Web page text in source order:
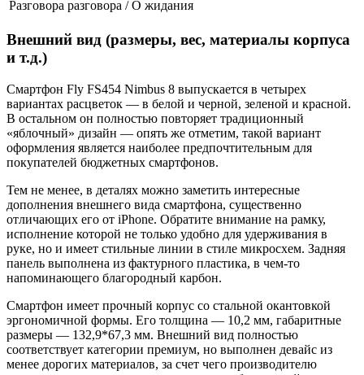
Разговора разговора / О жидания
Внешний вид (размеры, вес, материалы корпуса
и т.д.)
Смартфон Fly FS454 Nimbus 8 выпускается в четырех
вариантах расцветок — в белой и черной, зеленой и красной.
В остальном он полностью повторяет традиционный
«яблочный» дизайн — опять же отметим, такой вариант
оформления является наиболее предпочтительным для
покупателей бюджетных смартфонов.
Тем не менее, в деталях можно заметить интересные
дополнения внешнего вида смартфона, существенно
отличающих его от iPhone. Обратите внимание на рамку,
исполнение которой не только удобно для удерживания в
руке, но и имеет стильные линии в стиле микросхем. Задняя
панель выполнена из фактурного пластика, в чем-то
напоминающего благородный карбон.
Смартфон имеет прочный корпус со стальной окантовкой
эргономичной формы. Его толщина — 10,2 мм, габаритные
размеры — 132,9*67,3 мм. Внешний вид полностью
соответствует категории премиум, но выполнен девайс из
менее дорогих материалов, за счет чего производителю